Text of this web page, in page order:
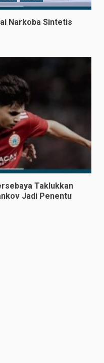
Narkoba Sintetis
Taklukkan
Jadi Penentu
2026,
Persija
Diri Pankov
Arema FC,
Antar
Raih Tiga